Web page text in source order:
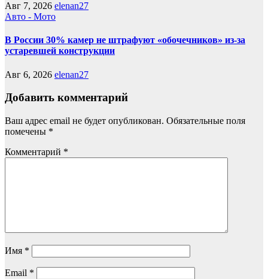
Авг 7, 2026 elenan27
Авто - Мото
В России 30% камер не штрафуют «обочечников» из-за
устаревшей конструкции
Авг 6, 2026 elenan27
Добавить комментарий
Ваш адрес email не будет опубликован. Обязательные поля
помечены *
Комментарий *
Имя *
Email *